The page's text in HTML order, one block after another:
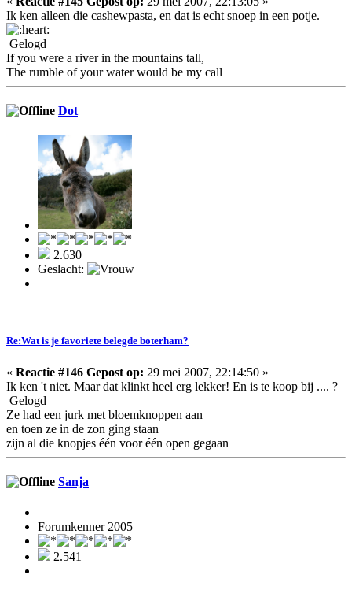
Ik ken alleen die cashewpasta, en dat is echt snoep in een potje.
Gelogd
If you were a river in the mountains tall,
The rumble of your water would be my call
Dot
2.630
Geslacht:
Re:Wat is je favoriete belegde boterham?
« Reactie #146 Gepost op: 29 mei 2007, 22:14:50 »
Ik ken 't niet. Maar dat klinkt heel erg lekker! En is te koop bij .... ?
Gelogd
Ze had een jurk met bloemknoppen aan
en toen ze in de zon ging staan
zijn al die knopjes één voor één open gegaan
Sanja
Forumkenner 2005
2.541